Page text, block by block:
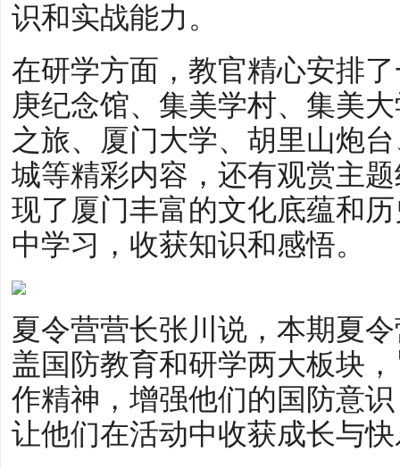
识和实战能力。
在研学方面，教官精心安排
庚纪念馆、集美学村、集美
之旅、厦门大学、胡里山炮
城等精彩内容，还有观赏主
现了厦门丰富的文化底蕴和
中学习，收获知识和感悟。
夏令营营长张川说，本期夏
盖国防教育和研学两大板块
作精神，增强他们的国防意
让他们在活动中收获成长与